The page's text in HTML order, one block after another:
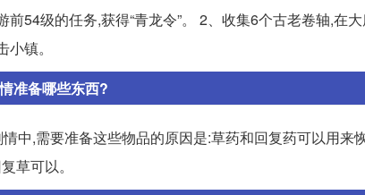
前54级的任务,获得“青龙令”。 2、收集6个古老卷轴,在
镇。
准备哪些东西?
中,需要准备这些物品的原因是:草药和回复药可以用
草可以。